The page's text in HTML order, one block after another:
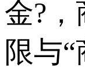
金?，
限与